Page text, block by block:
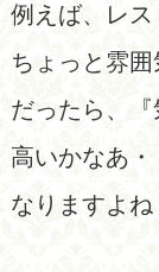
例えば、レス
ちょっと雰
だったら、
高いかなあ
なりますよね